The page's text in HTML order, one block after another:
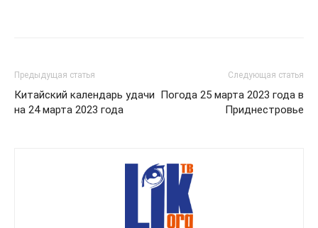
Предыдущая статья
Китайский календарь удачи
на 24 марта 2023 года
Следующая статья
Погода 25 марта 2023 года в
Приднестровье